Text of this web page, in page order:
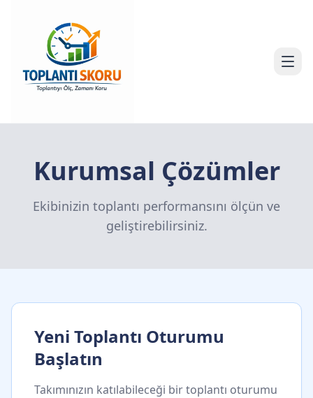
Kurumsal Çözümler
Ekibinizin toplantı performansını ölçün ve
geliştirebilirsiniz.
Yeni Toplantı Oturumu
Başlatın
Takımınızın katılabileceği bir toplantı oturumu